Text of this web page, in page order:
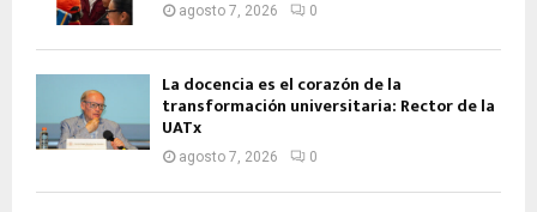
agosto 7, 2026 0
La docencia es el corazón de la
transformación universitaria: Rector de la
UATx
agosto 7, 2026 0